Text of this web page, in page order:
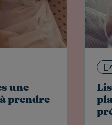
une
prendre